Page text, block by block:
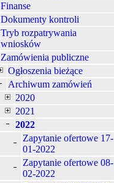
Finanse
Dokumenty kontroli
Tryb rozpatrywania
wniosków
Zamówienia publiczne
Ogłoszenia bieżące
Archiwum zamówień
2020
2021
2022
Zapytanie ofertowe 17-
01-2022
Zapytanie ofertowe 08-
02-2022